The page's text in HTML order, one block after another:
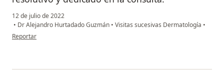
12 de julio de 2022
• Dr Alejandro Hurtadado Guzmán • Visitas sucesivas Dermatología •
en opinión del usuario Jorge Sotelo
Reportar